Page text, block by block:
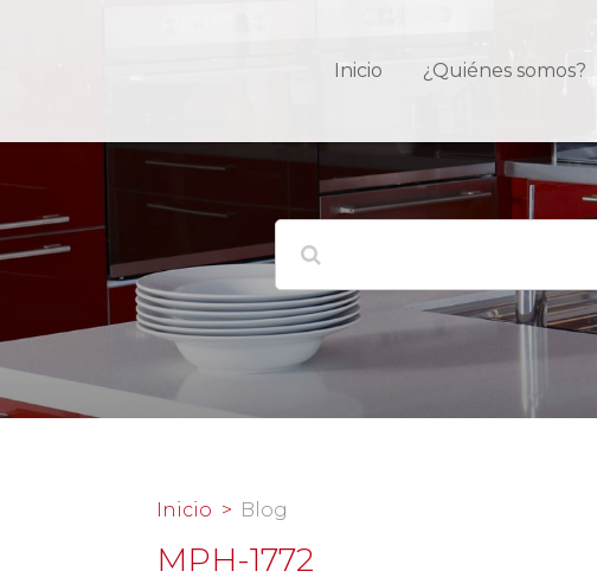
Inicio ¿Quiénes somos?
Inicio Blog
MPH-1772